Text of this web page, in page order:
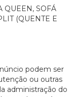
QUEEN, SOFÁ
(QUENTE E
podem ser
ou outras
administração do